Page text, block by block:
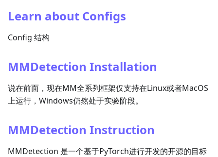
Learn about Configs
Config 结构
MMDetection Installation
说在前面，现在MM全系列框架仅支持在Linux或者MacOS
上运行，Windows仍然处于实验阶段。
MMDetection Instruction
MMDetection 是一个基于PyTorch进行开发的开源的目标